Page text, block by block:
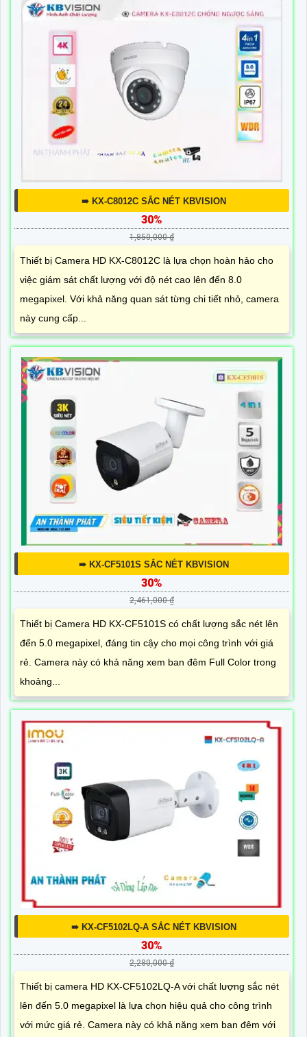
➠ KX-C8012C SẮC NÉT KBVISION
30%
1,850,000 ₫
Thiết bị Camera HD KX-C8012C là lựa chọn hoàn hảo cho
việc giám sát chất lượng với độ nét cao lên đến 8.0
megapixel. Với khả năng quan sát từng chi tiết nhỏ, camera
này cung cấp...
➠ KX-CF5101S SẮC NÉT KBVISION
30%
2,461,000 ₫
Thiết bị Camera HD KX-CF5101S có chất lượng sắc nét lên
đến 5.0 megapixel, đáng tin cậy cho mọi công trình với giá
rẻ. Camera này có khả năng xem ban đêm Full Color trong
khoảng...
➠ KX-CF5102LQ-A SẮC NÉT KBVISION
30%
2,280,000 ₫
Thiết bị camera HD KX-CF5102LQ-A với chất lượng sắc nét
lên đến 5.0 megapixel là lựa chọn hiệu quả cho công trình
với mức giá rẻ. Camera này có khả năng xem ban đêm với